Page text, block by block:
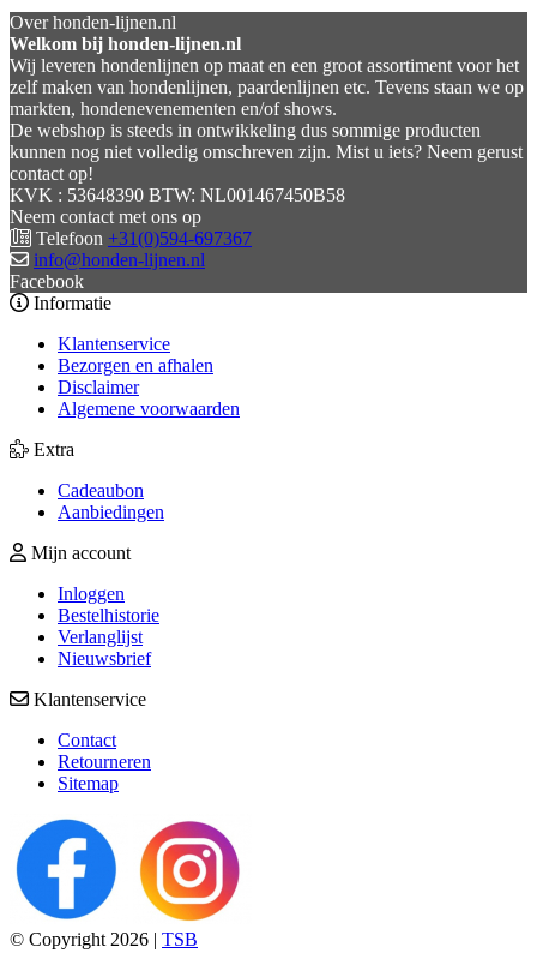
Over honden-lijnen.nl
Welkom bij honden-lijnen.nl
Wij leveren hondenlijnen op maat en een groot assortiment voor het
zelf maken van hondenlijnen, paardenlijnen etc. Tevens staan we op
markten, hondenevenementen en/of shows.
De webshop is steeds in ontwikkeling dus sommige producten
kunnen nog niet volledig omschreven zijn. Mist u iets? Neem gerust
contact op!
KVK : 53648390 BTW: NL001467450B58
Neem contact met ons op
Telefoon +31(0)594-697367
info@honden-lijnen.nl
Facebook
Informatie
Klantenservice
Bezorgen en afhalen
Disclaimer
Algemene voorwaarden
Extra
Cadeaubon
Aanbiedingen
Mijn account
Inloggen
Bestelhistorie
Verlanglijst
Nieuwsbrief
Klantenservice
Contact
Retourneren
Sitemap
© Copyright 2026 | TSB